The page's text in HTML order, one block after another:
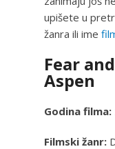
upišete u
žanra ili ime
Fear
Aspen
Godina filma:
Filmski žanr: